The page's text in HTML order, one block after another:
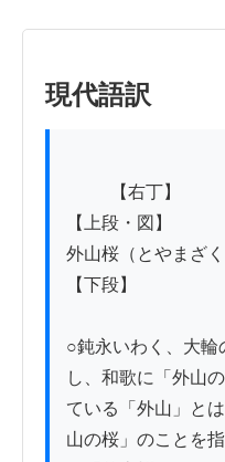
現代語訳
【上段・図】
外山桜（とやまざく
【下段】
○鈍永いわく、大輪
し、和歌に「外山
ている「外山」と
山の桜」のことを